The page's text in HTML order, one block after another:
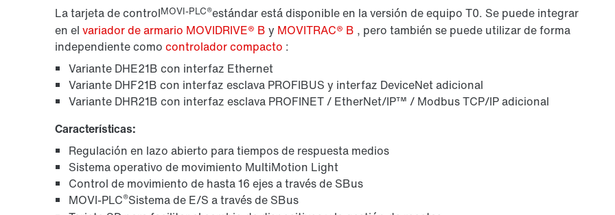
fácilmente
La tarjeta de controlMOVI-PLC®estándar está disponible en la versión de equipo T0. Se puede integrar
en el variador de armario MOVIDRIVE® B y MOVITRAC® B , pero también se puede utilizar de forma
independiente como controlador compacto :
Variante DHE21B con interfaz Ethernet
Variante DHF21B con interfaz esclava PROFIBUS y interfaz DeviceNet adicional
Variante DHR21B con interfaz esclava PROFINET / EtherNet/IP™ / Modbus TCP/IP adicional
Características:
Regulación en lazo abierto para tiempos de respuesta medios
Sistema operativo de movimiento MultiMotion Light
Control de movimiento de hasta 16 ejes a través de SBus
MOVI-PLC®Sistema de E/S a través de SBus